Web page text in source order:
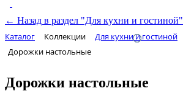
← Назад в раздел "Для кухни и гостиной"
Каталог Коллекции
Для кухни и гостиной
Дорожки настольные
Дорожки настольные